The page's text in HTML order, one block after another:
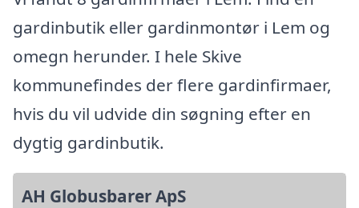
gardinbutik eller gardinmontør i Lem og
omegn herunder. I hele Skive
kommunefindes der flere gardinfirmaer,
hvis du vil udvide din søgning efter en
dygtig gardinbutik.
AH Globusbarer ApS